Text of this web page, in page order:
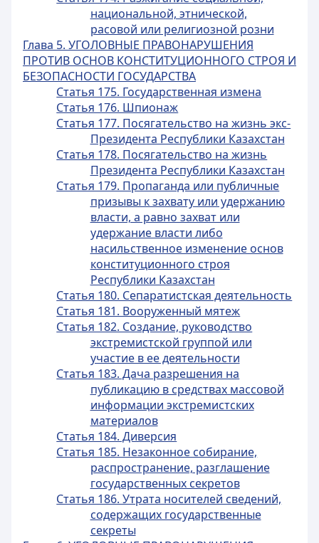
национальной, этнической,
расовой или религиозной розни
Глава 5. УГОЛОВНЫЕ ПРАВОНАРУШЕНИЯ
ПРОТИВ ОСНОВ КОНСТИТУЦИОННОГО СТРОЯ И
БЕЗОПАСНОСТИ ГОСУДАРСТВА
Статья 175. Государственная измена
Статья 176. Шпионаж
Статья 177. Посягательство на жизнь экс-
Президента Республики Казахстан
Статья 178. Посягательство на жизнь
Президента Республики Казахстан
Статья 179. Пропаганда или публичные
призывы к захвату или удержанию
власти, а равно захват или
удержание власти либо
насильственное изменение основ
конституционного строя
Республики Казахстан
Статья 180. Сепаратистская деятельность
Статья 181. Вооруженный мятеж
Статья 182. Создание, руководство
экстремистской группой или
участие в ее деятельности
Статья 183. Дача разрешения на
публикацию в средствах массовой
информации экстремистских
материалов
Статья 184. Диверсия
Статья 185. Незаконное собирание,
распространение, разглашение
государственных секретов
Статья 186. Утрата носителей сведений,
содержащих государственные
секреты